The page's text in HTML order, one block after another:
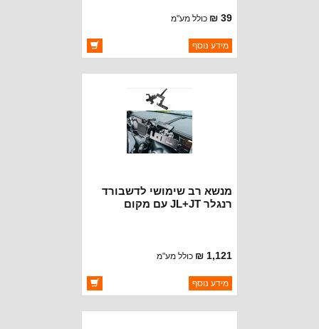
39 ₪ כולל מע"מ
ברקוד: BJ3458-B
יצרן:OAKMAN OFFROAD
מידע נוסף
מנשא רב שימושי לדשבורד
רנגלר JL+JT עם מקום
1,121 ₪ כולל מע"מ
ברקוד: BJ7138
יצרן:OAKMAN OFFROAD
מידע נוסף